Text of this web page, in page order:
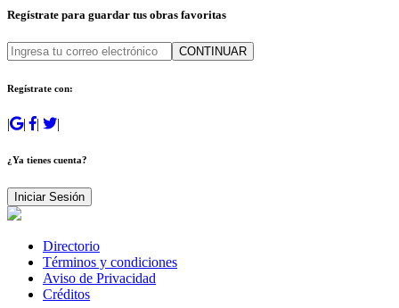
Regístrate para guardar tus obras favoritas
CONTINUAR
Regístrate con:
| | | |
¿Ya tienes cuenta?
Iniciar Sesión
Directorio
Términos y condiciones
Aviso de Privacidad
Créditos